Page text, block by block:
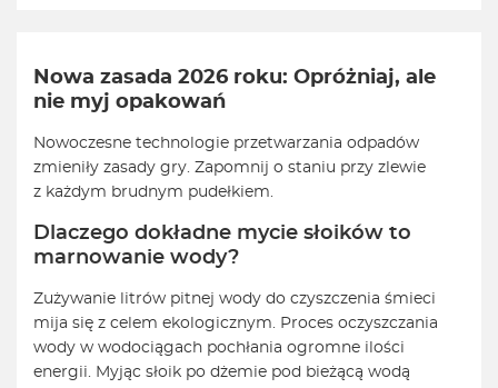
Nowa zasada 2026 roku: Opróżniaj, ale
nie myj opakowań
Nowoczesne technologie przetwarzania odpadów
zmieniły zasady gry. Zapomnij o staniu przy zlewie
z każdym brudnym pudełkiem.
Dlaczego dokładne mycie słoików to
marnowanie wody?
Zużywanie litrów pitnej wody do czyszczenia śmieci
mija się z celem ekologicznym. Proces oczyszczania
wody w wodociągach pochłania ogromne ilości
energii. Myjąc słoik po dżemie pod bieżącą wodą